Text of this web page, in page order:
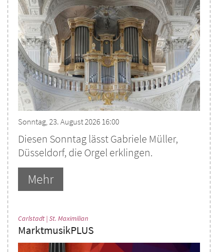
Sonntag, 23. August 2026 16:00
Diesen Sonntag lässt Gabriele Müller,
Düsseldorf, die Orgel erklingen.
Mehr
Carlstadt | St. Maximilian:
MarktmusikPLUS